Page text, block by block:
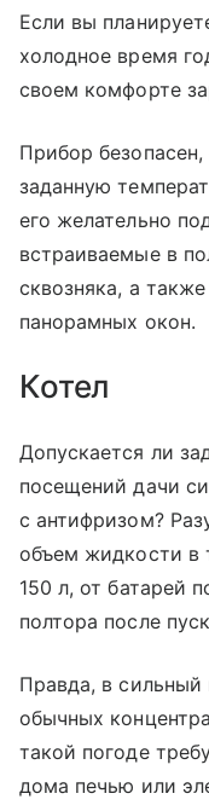
Если вы
холодное время
своем комфорте
Прибор
заданную
его желательно
встраиваемые в
сквозняка, а
панорамных окон.
Котел
Допускается ли
посещений дачи
с антифризом?
объем жидкости в
150 л, от батарей
полтора после
Правда, в
обычных
такой погоде
дома печью или